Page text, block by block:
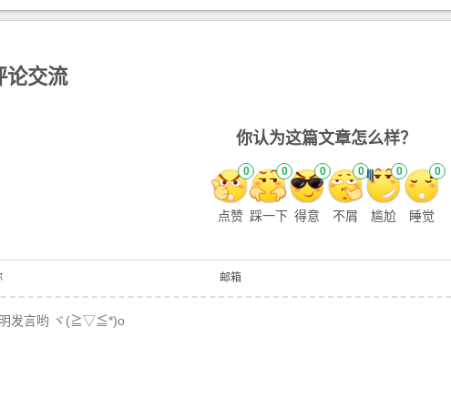
论交流
你认为这篇文章怎么样？
0
点赞
0
踩一下
0
得意
0
不屑
0
尴尬
0
睡觉
邮箱